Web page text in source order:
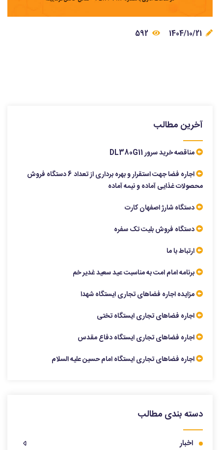
آخرین مطالب
مناقصه خرید سرور DL380G11
اجاره فضا جهت استقرار و بهره برداری از تعداد 6 دستگاه فروش
محصولات غذایی آماده و نیمه آماده
دستگاه شارژ اصفهان کارت
دستگاه فروش بلیت تک سفره
ارتباط با ما
برنامه امام امت به مناسبت عید سعید غدیر خم
مزایده اجاره فضاهای تجاری ایستگاه شهدا
اجاره فضاهای تجاری ایستگاه تختی
اجاره فضاهای تجاری ایستگاه دفاع مقدس
اجاره فضاهای تجاری ایستگاه امام حسین علیه السلام
دسته بندی مطالب
اخبار